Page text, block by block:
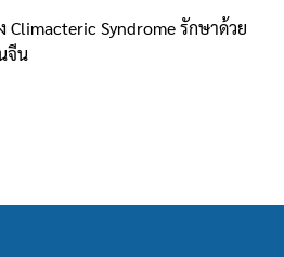
Climacteric Syndrome รักษาด้วย
จีน